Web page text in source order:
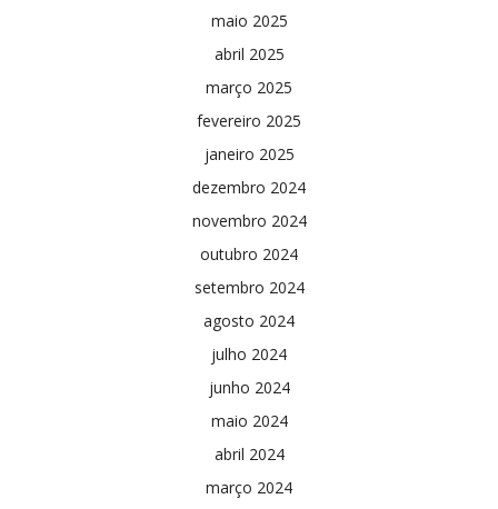
maio 2025
abril 2025
março 2025
fevereiro 2025
janeiro 2025
dezembro 2024
novembro 2024
outubro 2024
setembro 2024
agosto 2024
julho 2024
junho 2024
maio 2024
abril 2024
março 2024